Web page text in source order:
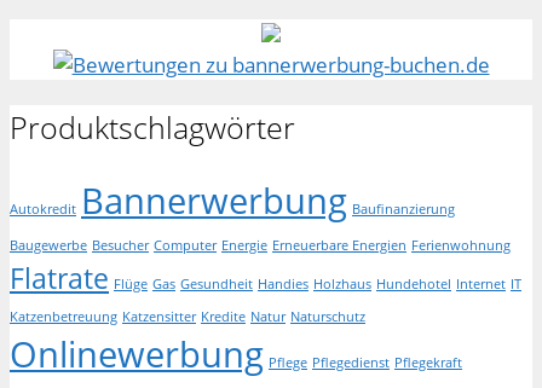
Produktschlagwörter
Autokredit Bannerwerbung Baufinanzierung
Baugewerbe Besucher Computer Energie Erneuerbare Energien Ferienwohnung
Flatrate Flüge Gas Gesundheit Handies Holzhaus Hundehotel Internet IT
Katzenbetreuung Katzensitter Kredite Natur Naturschutz
Onlinewerbung Pflege Pflegedienst Pflegekraft